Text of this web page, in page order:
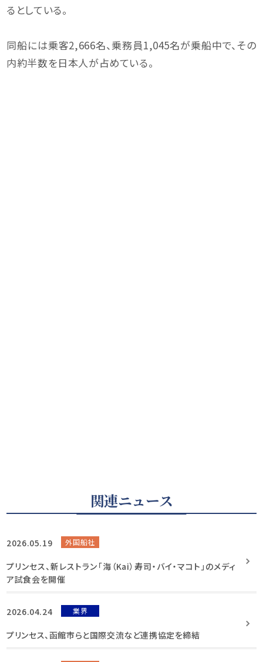
るとしている。
同船には乗客2,666名、乗務員1,045名が乗船中で、その
内約半数を日本人が占めている。
関連ニュース
2026.05.19 外国船社
プリンセス、新レストラン「海（Kai）寿司・バイ・マコト」のメディ
ア試食会を開催
2026.04.24 業界
プリンセス、函館市らと国際交流など連携協定を締結